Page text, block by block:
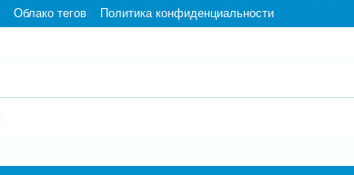
Облако тегов Политика конфиденциальности